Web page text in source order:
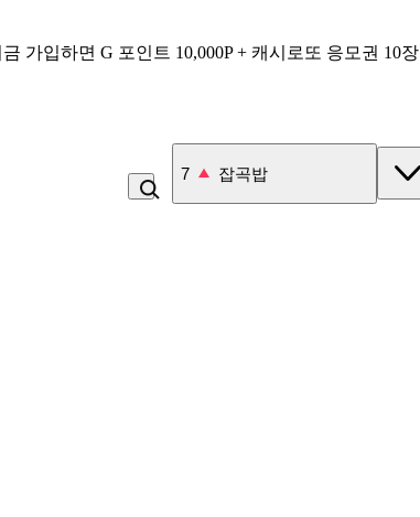
금 가입하면 G 포인트 10,000P + 캐시로또 응모권 10장
7 잡곡밥